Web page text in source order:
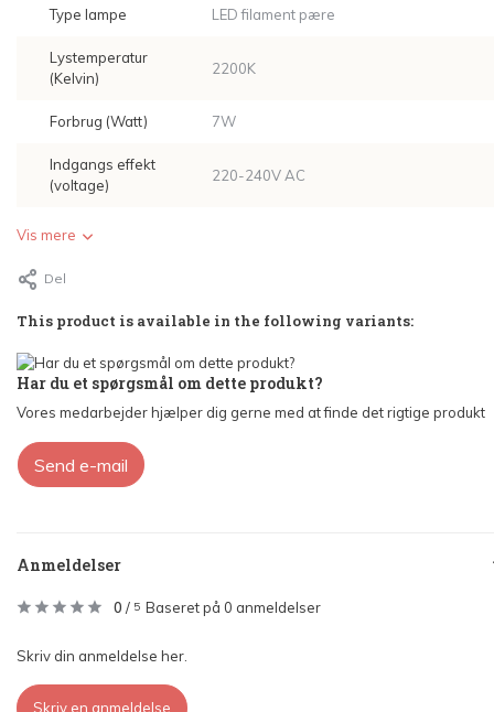
Type lampe LED filament pære
Lystemperatur
(Kelvin)
2200K
Forbrug (Watt) 7W
Indgangs effekt
(voltage)
220-240V AC
Vis mere
Del
This product is available in the following variants:
Har du et spørgsmål om dette produkt?
Vores medarbejder hjælper dig gerne med at finde det rigtige produkt
Send e-mail
Anmeldelser
0 / 5 Baseret på 0 anmeldelser
Skriv din anmeldelse her.
Skriv en anmeldelse